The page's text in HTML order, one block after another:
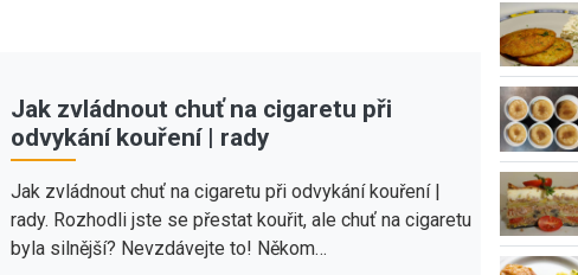
Jak zvládnout chuť na cigaretu při
odvykání kouření | rady
Jak zvládnout chuť na cigaretu při odvykání kouření |
rady. Rozhodli jste se přestat kouřit, ale chuť na cigaretu
byla silnější? Nevzdávejte to! Někom…